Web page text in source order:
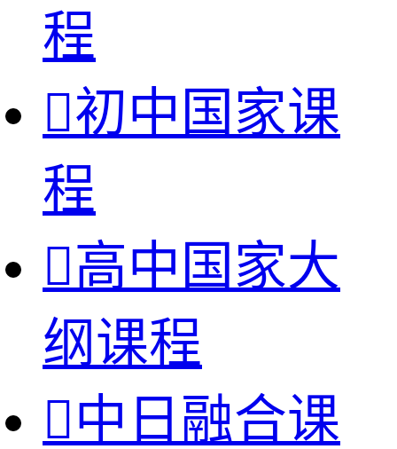
程
初中国家课
程
高中国家大
纲课程
中日融合课